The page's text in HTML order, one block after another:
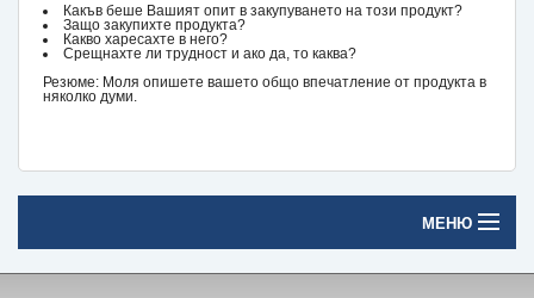
Какъв беше Вашият опит в закупуването на този продукт?
Защо закупихте продукта?
Какво харесахте в него?
Срещнахте ли трудност и ако да, то каква?
Резюме: Моля опишете вашето общо впечатление от продукта в
няколко думи.
МЕНЮ
Начало